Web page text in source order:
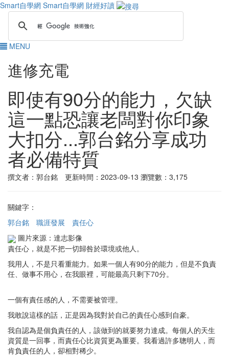
Smart自學網 Smart自學網 財經好讀
MENU
進修充電
即使有90分的能力，欠缺
這一點恐讓老闆對你印象
大扣分...郭台銘分享成功
者必備特質
撰文者：郭台銘 更新時間：2023-09-13 瀏覽數：3,175
關鍵字：
郭台銘
職涯發展
責任心
圖片來源：達志影像
責任心，就是不把一切歸咎於環境或他人。
我用人，不是只看重能力。如果一個人有90分的能力，但是不負責
任、做事不用心，在我眼裡，可能最高只剩下70分。
一個有責任感的人，不需要被管理。
我敢說這樣的話，正是因為我對於自己的責任心感到自豪。
我自認為是個負責任的人，該做到的就要努力達成。每個人的天生
資質是一回事，而責任心比資質更為重要。我看過許多聰明人，而
肯負責任的人，卻相對稀少。